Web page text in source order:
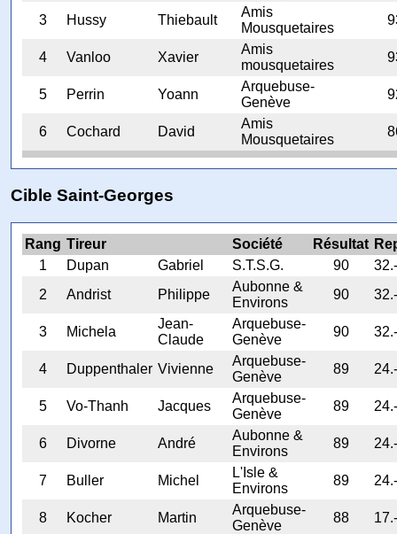
3 Hussy Thiebault
Amis
Mousquetaires
4 Vanloo Xavier
Amis
mousquetaires
5 Perrin Yoann
Arquebuse-
Genève
6 Cochard David
Amis
Mousquetaires
Cible Saint-Georges
Rang Tireur Société Résultat
1
Dupan Gabriel S.T.S.G. 90
32.-
2
Andrist Philippe
Aubonne &
Environs
90 32.-
3 Michela
Jean-
Claude
Arquebuse-
Genève
90 32.-
4 Duppenthaler Vivienne
Arquebuse-
Genève
89 24.-
5 Vo-Thanh Jacques
Arquebuse-
Genève
89 24.-
6 Divorne André
Aubonne &
Environs
89 24.-
7 Buller Michel
L'Isle &
Environs
89 24.-
8 Kocher Martin
Arquebuse-
Genève
88 17.-